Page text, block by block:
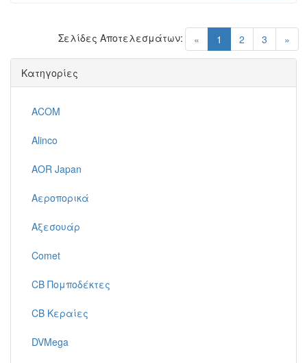
« 1 (current)
2 3 »
Σελίδες Αποτελεσμάτων:
Κατηγορίες
ACOM
Alinco
AOR Japan
Αεροπορικά
Αξεσουάρ
Comet
CB Πομποδέκτες
CB Κεραίες
DVMega